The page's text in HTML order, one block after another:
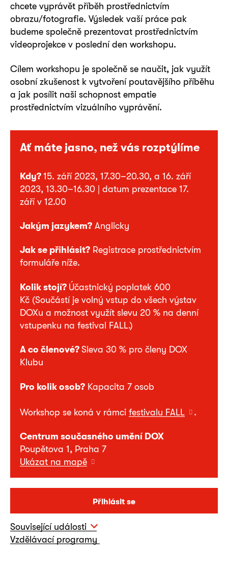
Ať máte jasno, než vás rozptýlíme
Kdy?15. září 2023, 17.30–20.30, a 16. září
2023, 13.30–16.30 | datum prezentace 17.
září v 12.00
Jakým jazykem? Anglicky
Jak se přihlásit? Registrace prostřednictvím
formuláře níže.
Kolik stojí? Účastnický poplatek 600
Kč (Součástí je volný vstup do všech výstav
DOXu a možnost využít slevu 20 % na denní
vstupenku na festival FALL.)
A co členové?Sleva 30 % pro členy DOX
Klubu
Pro kolik osob? Kapacita 7 osob
Workshop se koná v rámci festivalu FALL .
Centrum současného umění DOX
Poupětova 1, Praha 7
Ukázat na mapě
Přihlásit se
Související události
Vzdělávací programy
chcete vyprávět příběh prostřednictvím
obrazu/fotografie. Výsledek vaší práce pak
budeme společně prezentovat prostřednictvím
videoprojekce v poslední den workshopu.
Cílem workshopu je společně se naučit, jak využít
osobní zkušenost k vytvoření poutavějšího příběhu
a jak posílit naši schopnost empatie
prostřednictvím vizuálního vyprávění.